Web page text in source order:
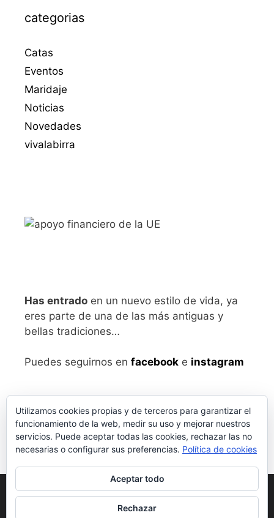
categorias
Catas
Eventos
Maridaje
Noticias
Novedades
vivalabirra
Has entrado en un nuevo estilo de vida, ya
eres parte de una de las más antiguas y
bellas tradiciones…
Puedes seguirnos en facebook e instagram
Aviso legaly Política de Privacidad
Utilizamos cookies propias y de terceros para garantizar el
funcionamiento de la web, medir su uso y mejorar nuestros
servicios. Puede aceptar todas las cookies, rechazar las no
necesarias o configurar sus preferencias. Política de cookies
Aceptar todo
Rechazar